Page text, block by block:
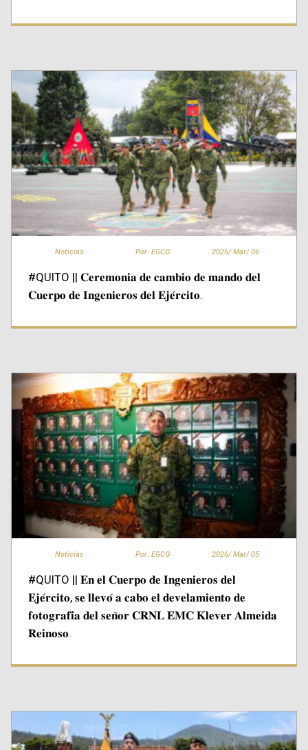
Noticias Por: EGCG 2026/ Mar/ 06
#QUITO || 𝐂𝐞𝐫𝐞𝐦𝐨𝐧𝐢𝐚 𝐝𝐞 𝐜𝐚𝐦𝐛𝐢𝐨 𝐝𝐞 𝐦𝐚𝐧𝐝𝐨 𝐝𝐞𝐥
𝐂𝐮𝐞𝐫𝐩𝐨 𝐝𝐞 𝐈𝐧𝐠𝐞𝐧𝐢𝐞𝐫𝐨𝐬 𝐝𝐞𝐥 𝐄𝐣𝐞́𝐫𝐜𝐢𝐭𝐨.
Noticias Por: EGCG 2026/ Mar/ 05
#QUITO || 𝐄𝐧 𝐞𝐥 𝐂𝐮𝐞𝐫𝐩𝐨 𝐝𝐞 𝐈𝐧𝐠𝐞𝐧𝐢𝐞𝐫𝐨𝐬 𝐝𝐞𝐥
𝐄𝐣𝐞́𝐫𝐜𝐢𝐭𝐨, 𝐬𝐞 𝐥𝐥𝐞𝐯𝐨́ 𝐚 𝐜𝐚𝐛𝐨 𝐞𝐥 𝐝𝐞𝐯𝐞𝐥𝐚𝐦𝐢𝐞𝐧𝐭𝐨 𝐝𝐞
𝐟𝐨𝐭𝐨𝐠𝐫𝐚𝐟𝐢́𝐚 𝐝𝐞𝐥 𝐬𝐞𝐧̃𝐨𝐫 𝐂𝐑𝐍𝐋 𝐄𝐌𝐂 𝐊𝐥𝐞𝐯𝐞𝐫 𝐀𝐥𝐦𝐞𝐢𝐝𝐚
𝐑𝐞𝐢𝐧𝐨𝐬𝐨.